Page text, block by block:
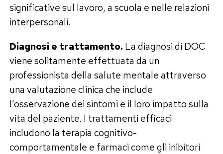
significative sul lavoro, a scuola e nelle relazioni
interpersonali.
Diagnosi e trattamento. La diagnosi di DOC
viene solitamente effettuata da un
professionista della salute mentale attraverso
una valutazione clinica che include
l’osservazione dei sintomi e il loro impatto sulla
vita del paziente. I trattamenti efficaci
includono la terapia cognitivo-
comportamentale e farmaci come gli inibitori